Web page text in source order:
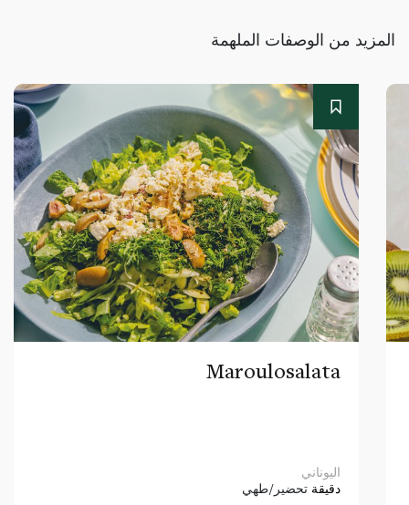
المزيد من الوصفات الملهمة
Maroulosalata
اليوناني
دقيقة تحضير/طهي